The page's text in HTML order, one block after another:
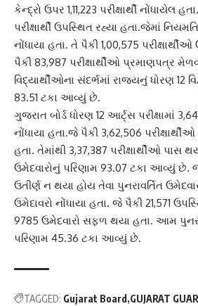
કેન્દ્રો ઉપર 1,11,223 પરીક્ષાર્થી નોંધાયેલ
પરીક્ષાર્થી ઉપસ્થિત રહ્યા હતા.જેમાં
નોંધાયા હતા. તે પૈકી 1,00,575
પૈકી 83,987 પરીક્ષાર્થીઓ પ્રમાણપત્ર
વિદ્યાર્થીઓના સંદર્ભમાં રાજ્યનું ધોરણ 12
83.51 ટકા આવ્યું છે.
ગુજરાત બોર્ડ ધોરણ 12 આર્ટ્સ પરીક્ષામાં
નોંધાયા હતા.જે પૈકી 3,62,506 પરીક્ષાર્થીઓ
હતા. તેમાંથી 3,37,387 પરીક્ષાર્થીઓ પાસ
ઉમેદવારોનું પરિણામ 93.07 ટકા આવ્યું છે.
ઉતીર્ણ ન થયા હોય તેવા પુનરાવર્તિત
ઉમેદાવરો નોંધાયા હતા. જે પૈકી 21,571
9785 ઉમેદવારો સફળ થયા હતા. આમ
પરિણામ 45.36 ટકા આવ્યું છે.
TAGGED: Gujarat Board GUJARAT